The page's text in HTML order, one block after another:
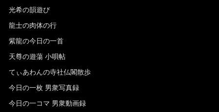
光希の韻遊び
龍士の肉体の行
紫龍の今日の一首
天尊の遊蕩 小唄帖
てぃあわんの寺社仏閣散歩
今日の一枚 男衆写真録
今日の一コマ 男衆動画録